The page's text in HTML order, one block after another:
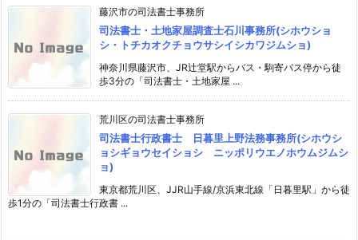
藤沢市の司法書士事務所
司法書士・土地家屋調査士石川事務所(シホウショ
シ・トチカオクチョウサシイシカワジムショ)
神奈川県藤沢市、JR辻堂駅からバス・駒寄バス停から徒
歩3分の「司法書士・土地家屋 ...
荒川区の司法書士事務所
司法書士行政書士 日暮里上野法務事務所(シホウシ
ョシギョウセイショシ ニッポリウエノホウムジムシ
ョ)
東京都荒川区、JJR山手線/京浜東北線「日暮里駅」から徒
歩1分の「司法書士行政書 ...